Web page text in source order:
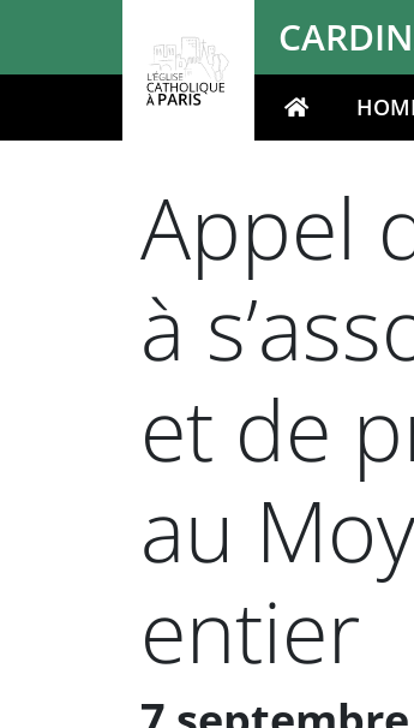
Votre recherche
Appel
à
et de
au
entier